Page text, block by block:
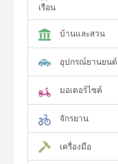
เรือน
บ้านและสวน
อุปกรณ์ยานยนต์
มอเตอร์ไซค์
จักรยาน
เครื่องมือ